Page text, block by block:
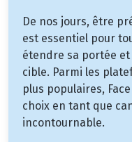
De nos jours, être
est essentiel pour
étendre sa portée
cible. Parmi les
plus populaires,
choix en tant que
incontournable.